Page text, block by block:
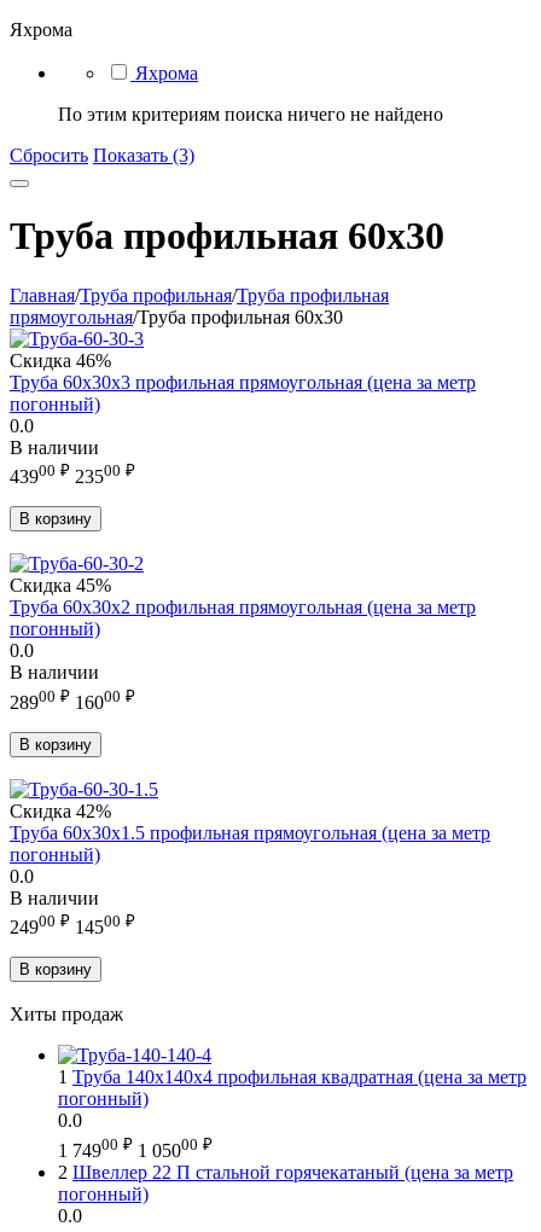
Яхрома
Яхрома
По этим критериям поиска ничего не найдено
Сбросить Показать (3)
Труба профильная 60х30
Главная/Труба профильная/Труба профильная
прямоугольная/Труба профильная 60х30
Скидка 46%
Труба 60х30х3 профильная прямоугольная (цена за метр
погонный)
0.0
В наличии
43900 ₽ 23500 ₽
В корзину
Скидка 45%
Труба 60х30х2 профильная прямоугольная (цена за метр
погонный)
0.0
В наличии
28900 ₽ 16000 ₽
В корзину
Скидка 42%
Труба 60х30х1.5 профильная прямоугольная (цена за метр
погонный)
0.0
В наличии
24900 ₽ 14500 ₽
В корзину
Хиты продаж
1 Труба 140х140х4 профильная квадратная (цена за метр
погонный)
0.0
1 74900 ₽ 1 05000 ₽
2 Швеллер 22 П стальной горячекатаный (цена за метр
погонный)
0.0